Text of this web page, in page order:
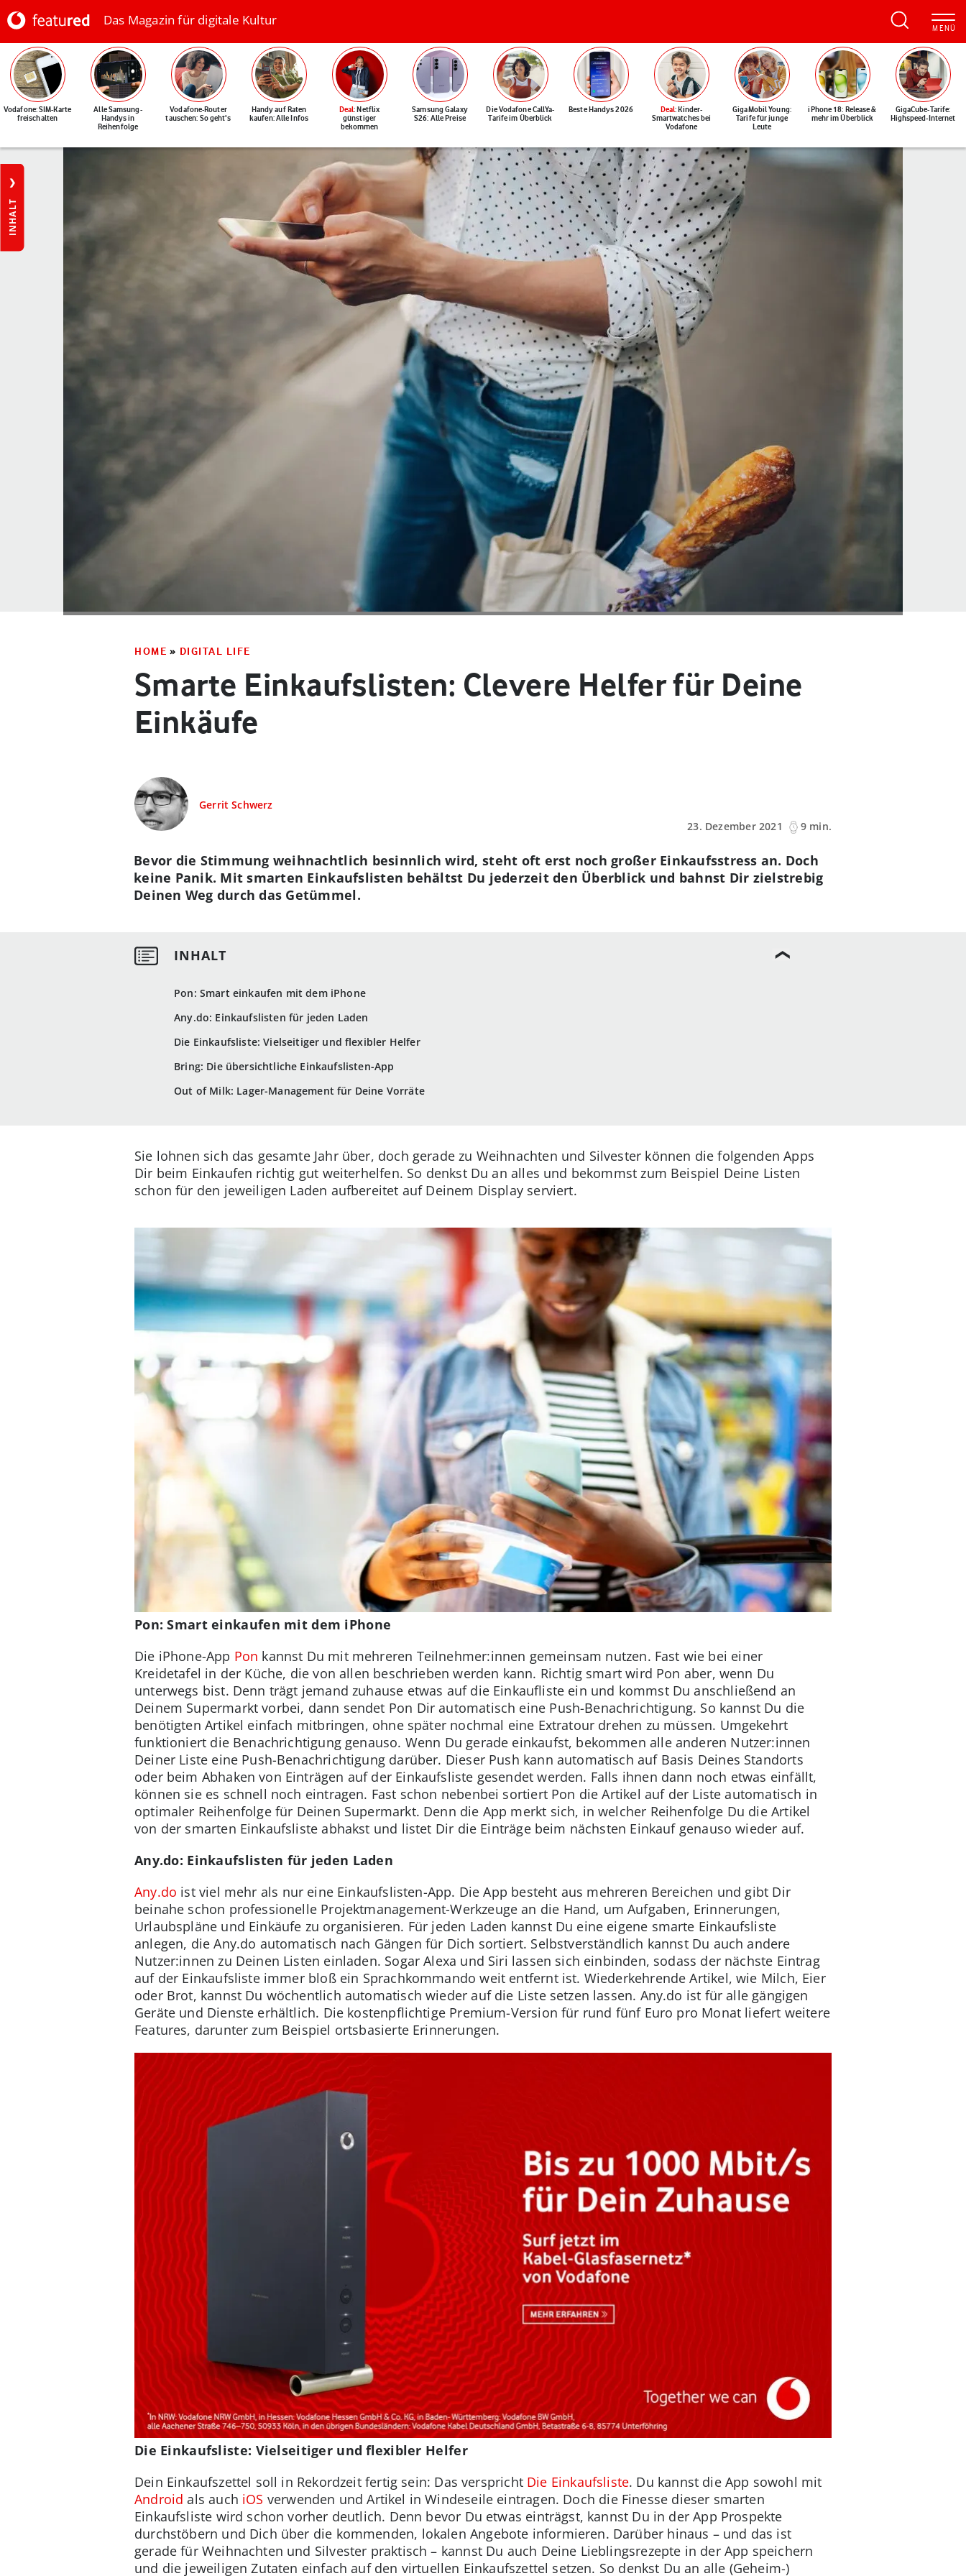
Das Magazin für digitale Kultur
Vodafone: SIM-Karte
freischalten
Alle Samsung-
Handys in
Reihenfolge
Vodafone-Router
tauschen: So geht's
Handy auf Raten
kaufen: Alle Infos
Deal: Netflix
günstiger
bekommen
Samsung Galaxy
S26: Alle Preise
Die Vodafone CallYa-
Tarife im Überblick
Beste Handys 2026 Deal: Kinder-
Smartwatches bei
Vodafone
GigaMobil Young:
Tarife für junge
Leute
iPhone 18: Release &
mehr im Überblick
GigaCube-Tarife:
Highspeed-Internet
INHALT
HOME » DIGITAL LIFE
Smarte Einkaufslisten: Clevere Helfer für Deine
Einkäufe
Gerrit Schwerz
23. Dezember 2021
9 min.
Pon: Smart einkaufen mit dem iPhone
Any.do: Einkaufslisten für jeden Laden
Die Einkaufsliste: Vielseitiger und flexibler Helfer
Bring: Die übersichtliche Einkaufslisten-App
Out of Milk: Lager-Management für Deine Vorräte
Bevor die Stimmung weihnachtlich besinnlich wird, steht oft erst noch großer Einkaufsstress an. Doch
keine Panik. Mit smarten Einkaufslisten behältst Du jederzeit den Überblick und bahnst Dir zielstrebig
Deinen Weg durch das Getümmel.
Sie lohnen sich das gesamte Jahr über, doch gerade zu Weihnachten und Silvester können die folgenden Apps
Dir beim Einkaufen richtig gut weiterhelfen. So denkst Du an alles und bekommst zum Beispiel Deine Listen
schon für den jeweiligen Laden aufbereitet auf Deinem Display serviert.
Pon: Smart einkaufen mit dem iPhone
Die iPhone-App Pon kannst Du mit mehreren Teilnehmer:innen gemeinsam nutzen. Fast wie bei einer
Kreidetafel in der Küche, die von allen beschrieben werden kann. Richtig smart wird Pon aber, wenn Du
unterwegs bist. Denn trägt jemand zuhause etwas auf die Einkaufliste ein und kommst Du anschließend an
Deinem Supermarkt vorbei, dann sendet Pon Dir automatisch eine Push-Benachrichtigung. So kannst Du die
benötigten Artikel einfach mitbringen, ohne später nochmal eine Extratour drehen zu müssen. Umgekehrt
funktioniert die Benachrichtigung genauso. Wenn Du gerade einkaufst, bekommen alle anderen Nutzer:innen
Deiner Liste eine Push-Benachrichtigung darüber. Dieser Push kann automatisch auf Basis Deines Standorts
oder beim Abhaken von Einträgen auf der Einkaufsliste gesendet werden. Falls ihnen dann noch etwas einfällt,
können sie es schnell noch eintragen. Fast schon nebenbei sortiert Pon die Artikel auf der Liste automatisch in
optimaler Reihenfolge für Deinen Supermarkt. Denn die App merkt sich, in welcher Reihenfolge Du die Artikel
von der smarten Einkaufsliste abhakst und listet Dir die Einträge beim nächsten Einkauf genauso wieder auf.
Any.do: Einkaufslisten für jeden Laden
Any.do ist viel mehr als nur eine Einkaufslisten-App. Die App besteht aus mehreren Bereichen und gibt Dir
beinahe schon professionelle Projektmanagement-Werkzeuge an die Hand, um Aufgaben, Erinnerungen,
Urlaubspläne und Einkäufe zu organisieren. Für jeden Laden kannst Du eine eigene smarte Einkaufsliste
anlegen, die Any.do automatisch nach Gängen für Dich sortiert. Selbstverständlich kannst Du auch andere
Nutzer:innen zu Deinen Listen einladen. Sogar Alexa und Siri lassen sich einbinden, sodass der nächste Eintrag
auf der Einkaufsliste immer bloß ein Sprachkommando weit entfernt ist. Wiederkehrende Artikel, wie Milch, Eier
oder Brot, kannst Du wöchentlich automatisch wieder auf die Liste setzen lassen. Any.do ist für alle gängigen
Geräte und Dienste erhältlich. Die kostenpflichtige Premium-Version für rund fünf Euro pro Monat liefert weitere
Features, darunter zum Beispiel ortsbasierte Erinnerungen.
Die Einkaufsliste: Vielseitiger und flexibler Helfer
Dein Einkaufszettel soll in Rekordzeit fertig sein: Das verspricht Die Einkaufsliste. Du kannst die App sowohl mit
Android als auch iOS verwenden und Artikel in Windeseile eintragen. Doch die Finesse dieser smarten
Einkaufsliste wird schon vorher deutlich. Denn bevor Du etwas einträgst, kannst Du in der App Prospekte
durchstöbern und Dich über die kommenden, lokalen Angebote informieren. Darüber hinaus – und das ist
gerade für Weihnachten und Silvester praktisch – kannst Du auch Deine Lieblingsrezepte in der App speichern
und die jeweiligen Zutaten einfach auf den virtuellen Einkaufszettel setzen. So denkst Du an alle (Geheim-)